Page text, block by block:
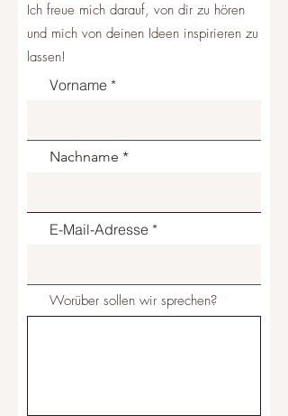
Ich freue mich darauf, von dir zu hören
und mich von deinen Ideen inspirieren zu
lassen!
Vorname
Nachname
E-Mail-Adresse
Worüber sollen wir sprechen?